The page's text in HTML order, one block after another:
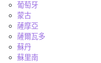
葡萄牙
蒙古
薩摩亞
薩爾瓦多
蘇丹
蘇里南